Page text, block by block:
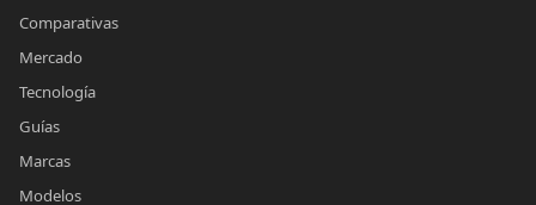
Comparativas
Mercado
Tecnología
Guías
Marcas
Modelos